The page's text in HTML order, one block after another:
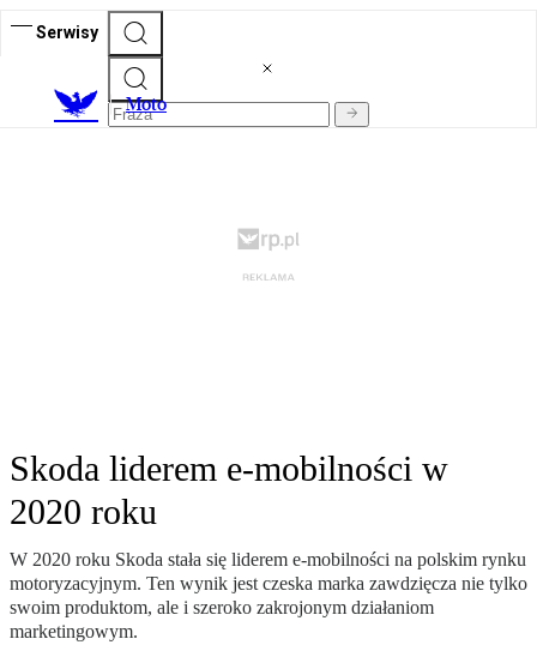
Serwisy
Moto
Skoda liderem e-mobilności w
2020 roku
W 2020 roku Skoda stała się liderem e-mobilności na polskim rynku
motoryzacyjnym. Ten wynik jest czeska marka zawdzięcza nie tylko
swoim produktom, ale i szeroko zakrojonym działaniom
marketingowym.